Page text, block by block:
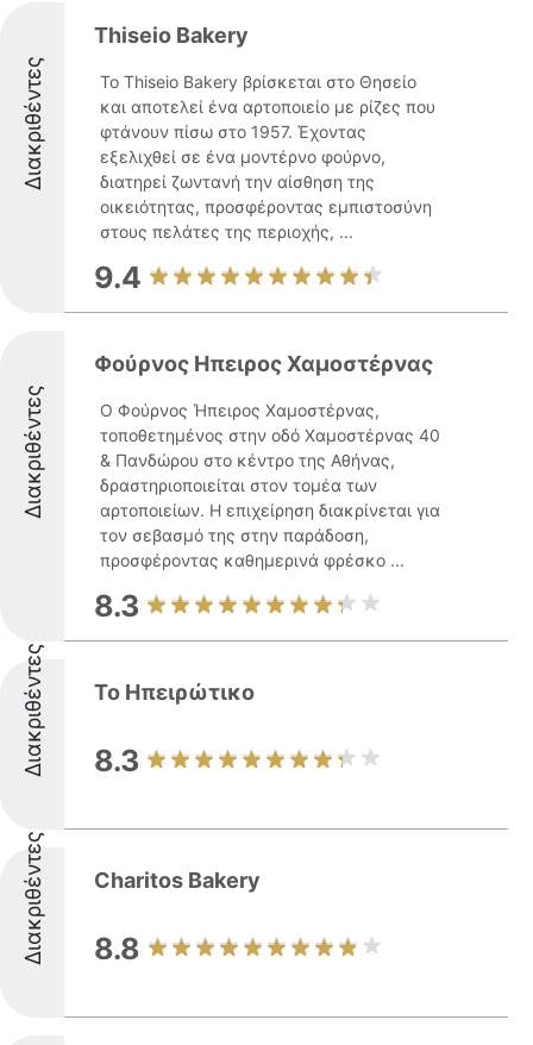
Διακριθέντες
Thiseio Bakery
Το Thiseio Bakery βρίσκεται στο Θησείο
και αποτελεί ένα αρτοποιείο με ρίζες που
φτάνουν πίσω στο 1957. Έχοντας
εξελιχθεί σε ένα μοντέρνο φούρνο,
διατηρεί ζωντανή την αίσθηση της
οικειότητας, προσφέροντας εμπιστοσύνη
στους πελάτες της περιοχής, ...
9.4
Διακριθέντες
Φούρνος Ηπειρος Χαμοστέρνας
Ο Φούρνος Ήπειρος Χαμοστέρνας,
τοποθετημένος στην οδό Χαμοστέρνας 40
& Πανδώρου στο κέντρο της Αθήνας,
δραστηριοποιείται στον τομέα των
αρτοποιείων. Η επιχείρηση διακρίνεται για
τον σεβασμό της στην παράδοση,
προσφέροντας καθημερινά φρέσκο ...
8.3
Διακριθέντες Το Ηπειρώτικο
8.3
Διακριθέντες Charitos Bakery
8.8